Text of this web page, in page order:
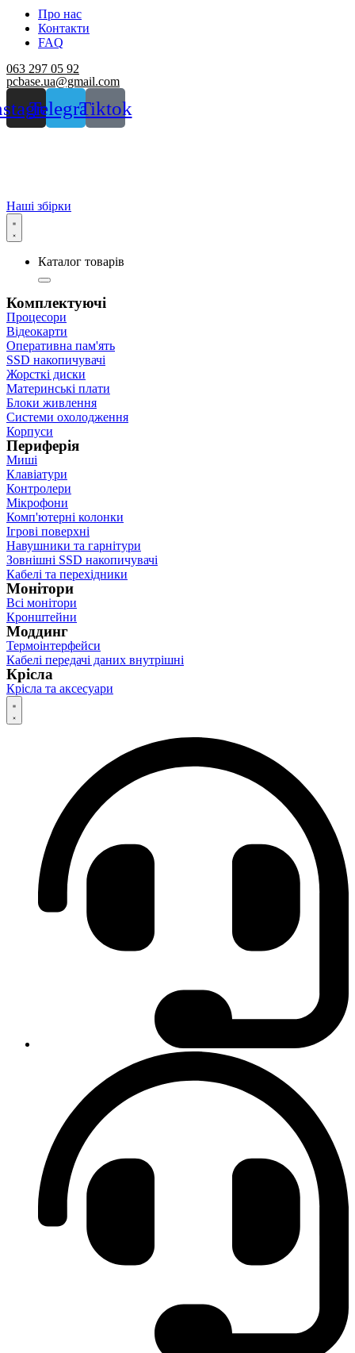
Про нас
Контакти
FAQ
063 297 05 92
pcbase.ua@gmail.com
TelegramTiktok
Наші збірки
Каталог товарів
Комплектуючі
Процесори
Відеокарти
Оперативна пам'ять
SSD накопичувачі
Жорсткі диски
Материнські плати
Блоки живлення
Системи охолодження
Корпуси
Периферія
Миші
Клавіатури
Контролери
Мікрофони
Комп'ютерні колонки
Ігрові поверхні
Навушники та гарнітури
Зовнішні SSD накопичувачі
Кабелі та перехідники
Монітори
Всі монітори
Кронштейни
Моддинг
Термоінтерфейси
Кабелі передачі даних внутрішні
Крісла
Крісла та аксесуари